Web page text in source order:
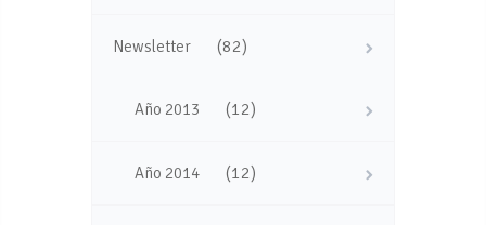
Newsletter (82)
Año 2013 (12)
Año 2014 (12)